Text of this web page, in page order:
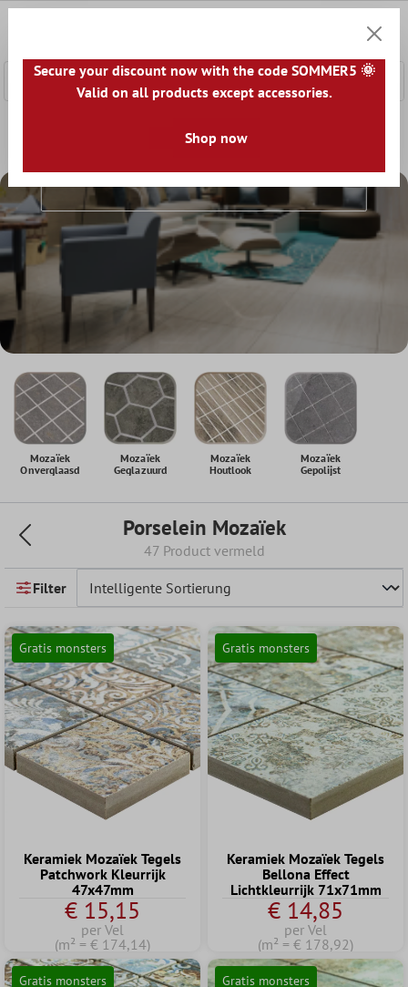
Porselein Mozaïek
Porselein Mozaïek
Mozaïek
Onverglaasd
Mozaïek
Geglazuurd
Mozaïek
Houtlook
Mozaïek
Gepolijst
Porselein Mozaïek
47 Product vermeld
Filter
Gratis monsters
Keramiek Mozaïek Tegels
Patchwork Kleurrijk
47x47mm
€ 15,15
per Vel
(m² = € 174,14)
Gratis monsters
Keramiek Mozaïek Tegels
Bellona Effect
Lichtkleurrijk 71x71mm
€ 14,85
per Vel
(m² = € 178,92)
Gratis monsters Gratis monsters
Secure your discount now with the code SOMMER5 🌞
Valid on all products except accessories.
Shop now